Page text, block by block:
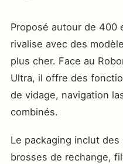
Proposé autour de 400
rivalise avec des
plus cher. Face au
Ultra, il offre des
de vidage, navigation
combinés.
Le packaging inclut
brosses de rechange,